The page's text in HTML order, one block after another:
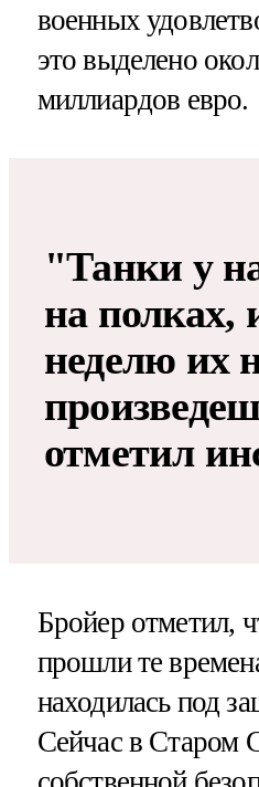
военных
это выделено
миллиардов евро.
"Танки у
на полках,
неделю их
отметил
Бройер отметил,
прошли те
находилась под
Сейчас в Старом